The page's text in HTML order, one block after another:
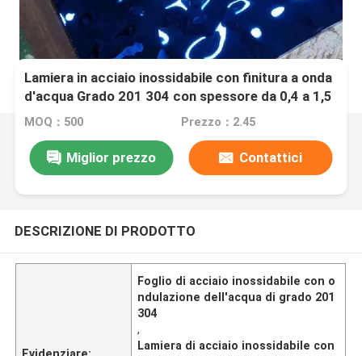
Lamiera in acciaio inossidabile con finitura a onda
d'acqua Grado 201 304 con spessore da 0,4 a 1,5
mm per applicazioni decorative
MOQ：500 Prezzo：2.45
Miglior prezzo Contattici
DESCRIZIONE DI PRODOTTO
Evidenziare:
Foglio di acciaio inossidabile con o
ndulazione dell'acqua di grado 201
304
,
Lamiera di acciaio inossidabile con